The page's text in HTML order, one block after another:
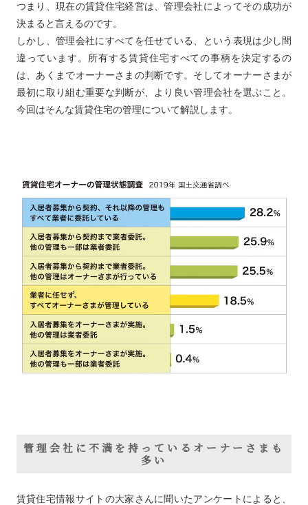
つまり、現在の賃貸住宅経営は、管理会社によってその成功が
決まると言えるのです。
しかし、管理会社にすべてを任せている、という表現は少し間
違っています。所有する賃貸住宅すべての事柄を決定するの
は、あくまでオーナーさまの判断です。そしてオーナーさまが
最初に取り組む重要な判断が、より良い管理会社を選ぶこと。
今回はそんな賃貸住宅の管理について解説します。
管理会社に不満を持っているオーナーさまも
多い
賃貸住宅情報サイトの大家さんに聞いたアンケートによると、